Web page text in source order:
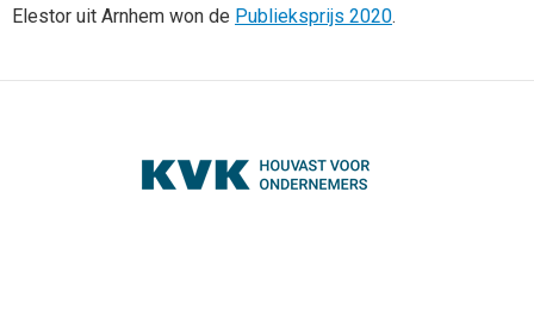
Elestor uit Arnhem won de Publieksprijs 2020.